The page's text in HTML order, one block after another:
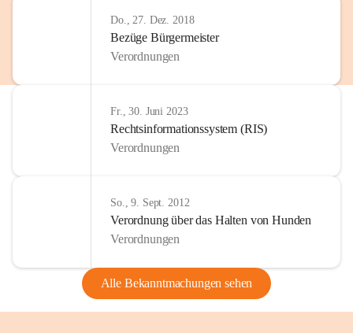
Do., 27. Dez. 2018
Bezüge Bürgermeister
Verordnungen
Fr., 30. Juni 2023
Rechtsinformationssystem (RIS)
Verordnungen
So., 9. Sept. 2012
Verordnung über das Halten von Hunden
Verordnungen
Alle Bekanntmachungen sehen